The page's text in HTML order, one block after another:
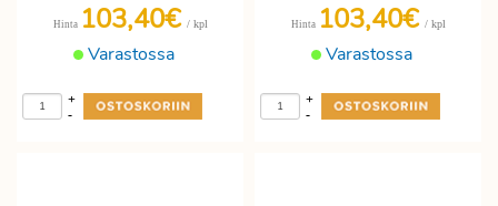
Varastossa
Hinta 103,40€ / kpl
-
+
Varastossa
Hinta 103,40€ / kpl
-
+